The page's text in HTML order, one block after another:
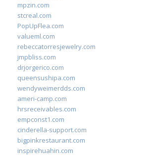
mpzin.com
stcreal.com
PopUpFlea.com
valueml.com
rebeccatorresjewelry.com
jmpbliss.com
drjorgerico.com
queensushipa.com
wendyweimerdds.com
ameri-camp.com
hrsreceivables.com
empconst1.com
cinderella-support.com
bigpinkrestaurant.com
inspirehuahin.com